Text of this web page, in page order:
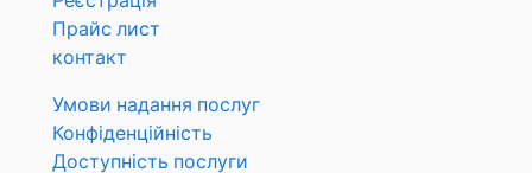
Прайс лист
контакт
Умови надання послуг
Конфіденційність
Доступність послуги